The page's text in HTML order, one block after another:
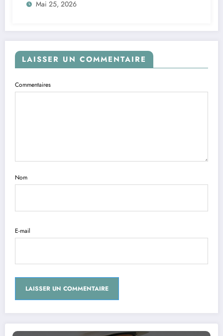
Mai 25, 2026
LAISSER UN COMMENTAIRE
Commentaires
Nom
E-mail